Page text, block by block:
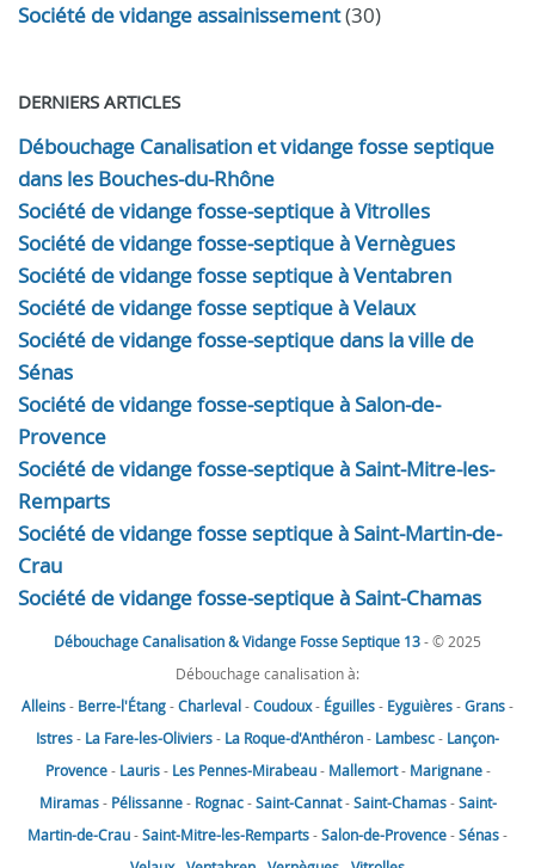
Société de vidange assainissement(30)
DERNIERS ARTICLES
Débouchage Canalisation et vidange fosse septique
dans les Bouches-du-Rhône
Société de vidange fosse-septique à Vitrolles
Société de vidange fosse-septique à Vernègues
Société de vidange fosse septique à Ventabren
Société de vidange fosse septique à Velaux
Société de vidange fosse-septique dans la ville de
Sénas
Société de vidange fosse-septique à Salon-de-
Provence
Société de vidange fosse-septique à Saint-Mitre-les-
Remparts
Société de vidange fosse septique à Saint-Martin-de-
Crau
Société de vidange fosse-septique à Saint-Chamas
Débouchage Canalisation & Vidange Fosse Septique 13- © 2025
Débouchage canalisation à:
Alleins- Berre-l'Étang-Charleval-Coudoux- Éguilles- Eyguières-Grans-
Istres- La Fare-les-Oliviers- La Roque-d'Anthéron- Lambesc- Lançon-
Provence- Lauris- Les Pennes-Mirabeau- Mallemort- Marignane-
Miramas- Pélissanne- Rognac-Saint-Cannat-Saint-Chamas-Saint-
Martin-de-Crau-Saint-Mitre-les-Remparts-Salon-de-Provence-Sénas-